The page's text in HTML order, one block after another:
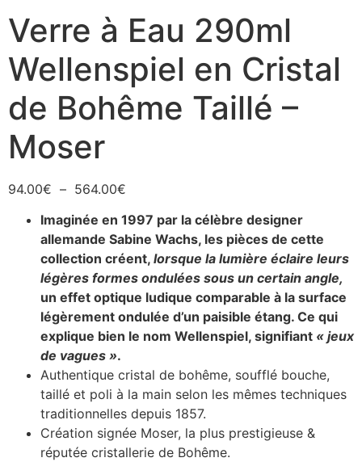
Verre à Eau 290ml
Wellenspiel en Cristal
de Bohême Taillé –
Moser
94.00€ – 564.00€
Imaginée en 1997 par la célèbre designer
allemande Sabine Wachs, les pièces de cette
collection créent, lorsque la lumière éclaire leurs
légères formes ondulées sous un certain angle,
un effet optique ludique comparable à la surface
légèrement ondulée d’un paisible étang. Ce qui
explique bien le nom Wellenspiel, signifiant « jeux
de vagues ».
Authentique cristal de bohême, soufflé bouche,
taillé et poli à la main selon les mêmes techniques
traditionnelles depuis 1857.
Création signée Moser, la plus prestigieuse &
réputée cristallerie de Bohême.